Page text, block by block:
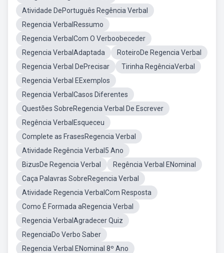
Atividade DePortuguês Regência Verbal
Regencia VerbalRessumo
Regencia VerbalCom O Verboobeceder
Regencia VerbalAdaptada
RoteiroDe Regencia Verbal
Regencia Verbal DePrecisar
Tirinha RegênciaVerbal
Regencia Verbal EExemplos
Regencia VerbalCasos Diferentes
Questões SobreRegencia Verbal De Escrever
Regência VerbalEsqueceu
Complete as FrasesRegencia Verbal
Atividade Regência Verbal5 Ano
BizusDe Regencia Verbal
Regência Verbal ENominal
Caça Palavras SobreRegencia Verbal
Atividade Regencia VerbalCom Resposta
Como É Formada aRegencia Verbal
Regencia VerbalAgradecer Quiz
RegenciaDo Verbo Saber
Regencia Verbal ENominal 8º Ano